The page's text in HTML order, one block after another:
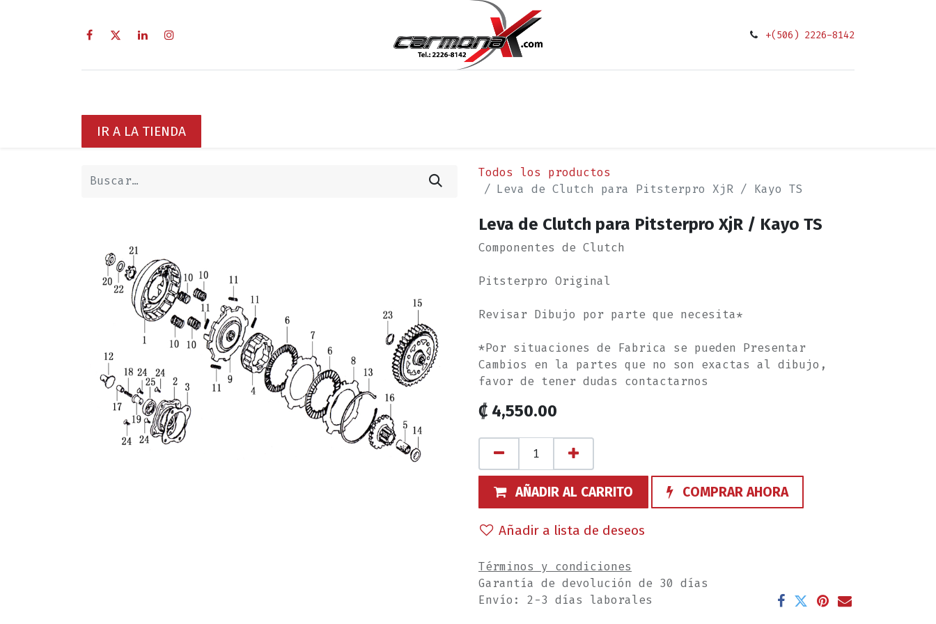
+(506) 2226-8142
IR A LA TIENDA
Todos los productos
Leva de Clutch para Pitsterpro XjR / Kayo TS
Leva de Clutch para Pitsterpro XjR / Kayo TS
Componentes de Clutch
Pitsterpro Original
Revisar Dibujo por parte que necesita*
*Por situaciones de Fabrica se pueden Presentar
Cambios en la partes que no son exactas al dibujo,
favor de tener dudas contactarnos
₡ 4,550.00
AÑADIR AL CARRITO COMPRAR AHORA
Añadir a lista de deseos
Términos y condiciones
Garantía de devolución de 30 días
Envío: 2-3 días laborales